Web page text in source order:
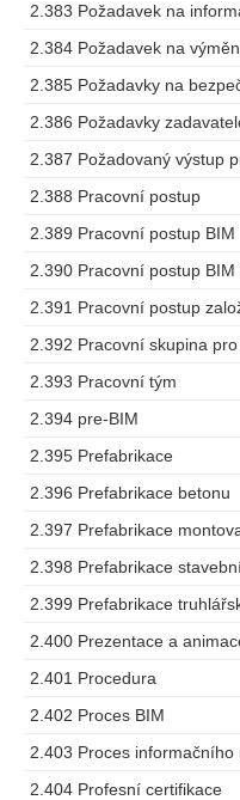
2.384 Požadavek na
2.387 Požadovaný výstup
2.388 Pracovní postup
2.389 Pracovní postup BIM
2.392 Pracovní skupina pro
2.393 Pracovní tým
2.394 pre-BIM
2.395 Prefabrikace
2.396 Prefabrikace betonu
2.398 Prefabrikace
2.400 Prezentace a
2.401 Procedura
2.402 Proces BIM
2.404 Profesní certifikace